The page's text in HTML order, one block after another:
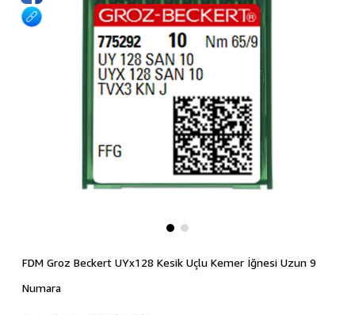
FDM Groz Beckert UYx128 Kesik Uçlu Kemer İğnesi Uzun 9
Numara